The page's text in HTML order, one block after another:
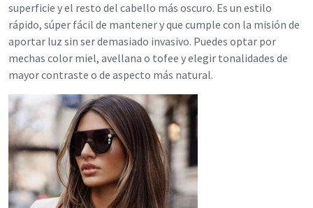
superficie y el resto del cabello más oscuro. Es un estilo
rápido, súper fácil de mantener y que cumple con la misión de
aportar luz sin ser demasiado invasivo. Puedes optar por
mechas color miel, avellana o tofee y elegir tonalidades de
mayor contraste o de aspecto más natural.